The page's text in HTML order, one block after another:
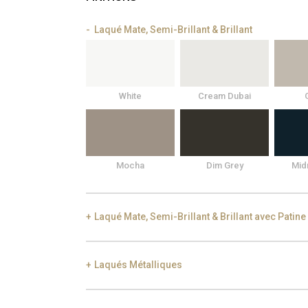
Laqué Mate, Semi-Brillant & Brillant
White Cream Dubai
Mocha Dim Grey
Laqué Mate, Semi-Brillant & Brillant avec Patine
Laqués Métalliques